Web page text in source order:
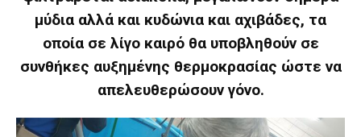
μύδια αλλά και κυδώνια και αχιβάδες, τα
οποία σε λίγο καιρό θα υποβληθούν σε
συνθήκες αυξημένης θερμοκρασίας ώστε να
απελευθερώσουν γόνο.